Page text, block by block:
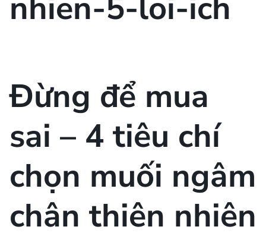
Đừng để mua
sai – 4 tiêu chí
chọn muối ngâm
chân thiên nhiên